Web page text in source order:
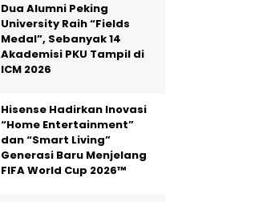
Dua Alumni Peking
University Raih “Fields
Medal”, Sebanyak 14
Akademisi PKU Tampil di
ICM 2026
Hisense Hadirkan Inovasi
“Home Entertainment”
dan “Smart Living”
Generasi Baru Menjelang
FIFA World Cup 2026™